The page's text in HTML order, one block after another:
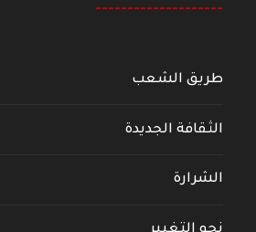
--------------------
طريق الشعب
الثقافة الجديدة
الشرارة